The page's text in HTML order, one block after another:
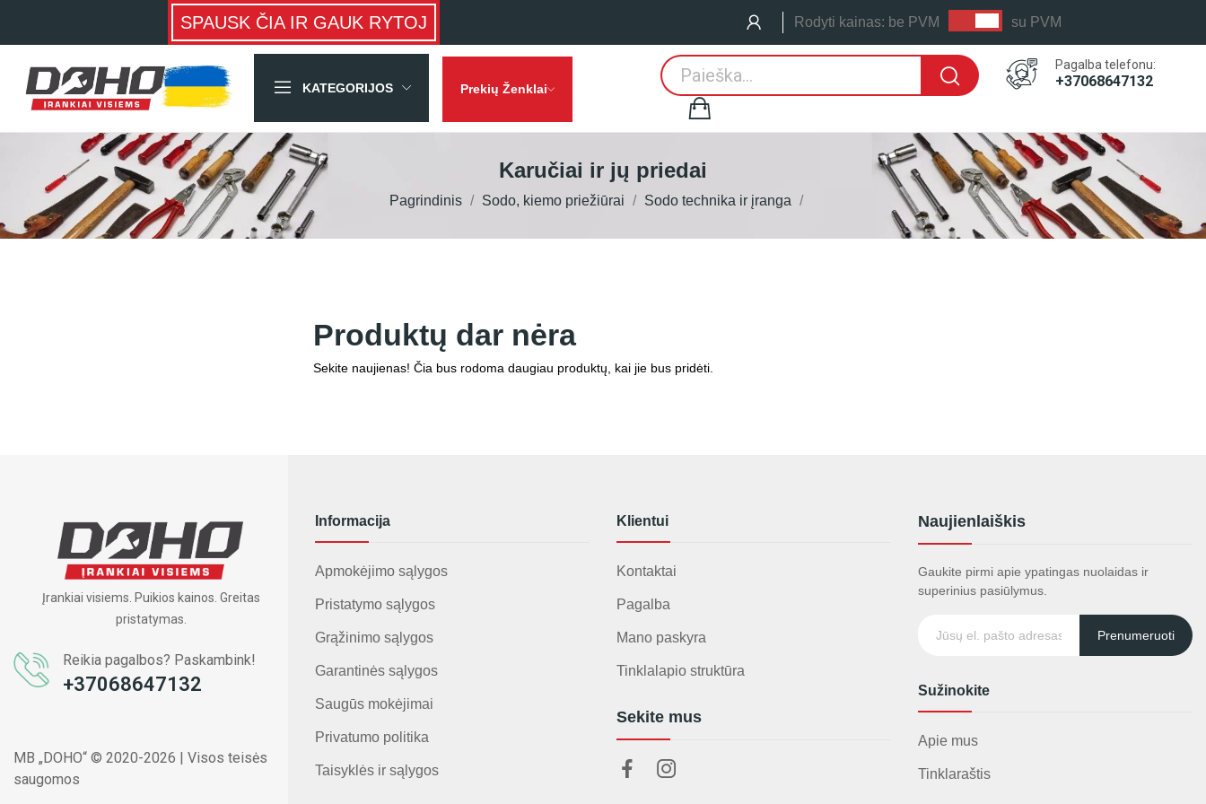
SPAUSK ČIA IR GAUK RYTOJ Rodyti kainas: be PVM su PVM
KATEGORIJOS Prekių Ženklai
Pagalba telefonu:
+37068647132
Karučiai ir jų priedai
Pagrindinis Sodo, kiemo priežiūrai Sodo technika ir įranga
Produktų dar nėra
Sekite naujienas! Čia bus rodoma daugiau produktų, kai jie bus pridėti.
Įrankiai visiems. Puikios kainos. Greitas
pristatymas.
Reikia pagalbos? Paskambink!
+37068647132
MB „DOHO“ © 2020-2026 | Visos teisės
saugomos
Informacija
Apmokėjimo sąlygos
Pristatymo sąlygos
Grąžinimo sąlygos
Garantinės sąlygos
Saugūs mokėjimai
Privatumo politika
Taisyklės ir sąlygos
Klientui
Kontaktai
Pagalba
Mano paskyra
Tinklalapio struktūra
Sekite mus
Naujienlaiškis
Gaukite pirmi apie ypatingas nuolaidas ir
superinius pasiūlymus.
Prenumeruoti
Sužinokite
Apie mus
Tinklaraštis